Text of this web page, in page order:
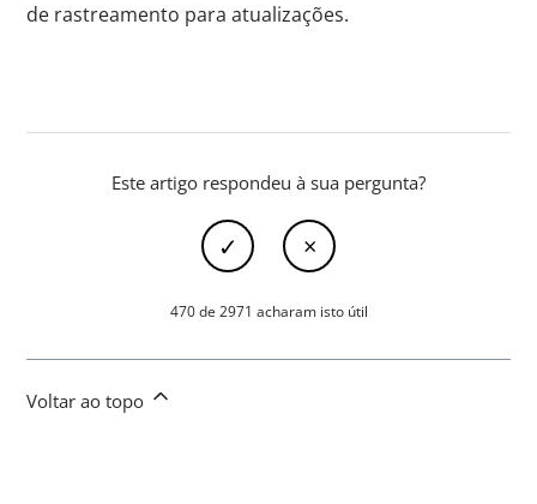
de rastreamento para atualizações.
Este artigo respondeu à sua pergunta?
470 de 2971 acharam isto útil
Voltar ao topo